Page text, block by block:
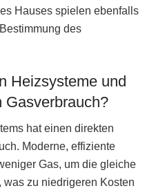
Hauses spielen ebenfalls
des
Heizsysteme und
Gasverbrauch?
hat einen direkten
Moderne, effiziente
Gas, um die gleiche
zu niedrigeren Kosten